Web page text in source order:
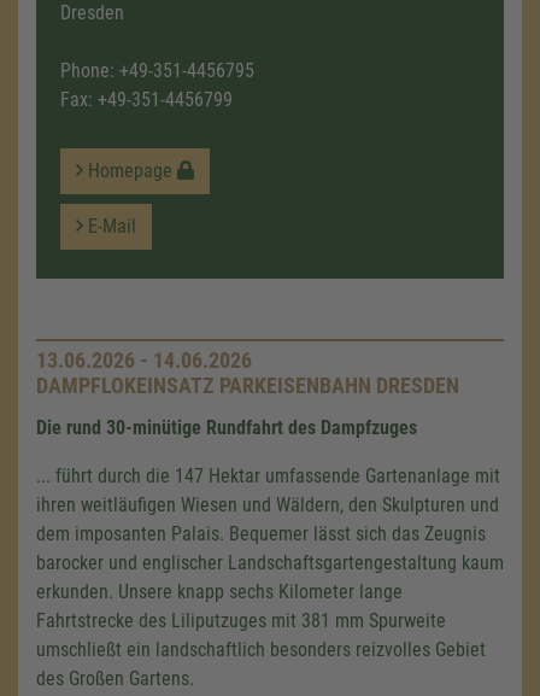
Dresden
Phone: +49-351-4456795
Fax: +49-351-4456799
Homepage
E-Mail
13.06.2026 - 14.06.2026
DAMPFLOKEINSATZ PARKEISENBAHN DRESDEN
Die rund 30-minütige Rundfahrt des Dampfzuges
... führt durch die 147 Hektar umfassende Gartenanlage mit
ihren weitläufigen Wiesen und Wäldern, den Skulpturen und
dem imposanten Palais. Bequemer lässt sich das Zeugnis
barocker und englischer Landschaftsgartengestaltung kaum
erkunden. Unsere knapp sechs Kilometer lange
Fahrtstrecke des Liliputzuges mit 381 mm Spurweite
umschließt ein landschaftlich besonders reizvolles Gebiet
des Großen Gartens.